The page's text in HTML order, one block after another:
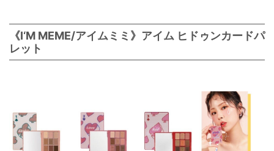
《I‘M MEME/アイムミミ》アイム ヒドゥンカードパ
レット